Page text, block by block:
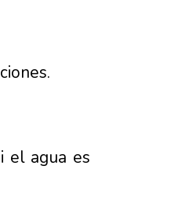
el agua es